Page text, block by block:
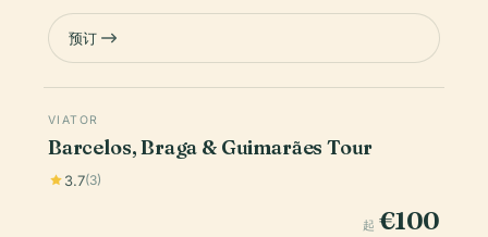
预订
VIATOR
Barcelos, Braga & Guimarães Tour
3.7(3)
起 €100